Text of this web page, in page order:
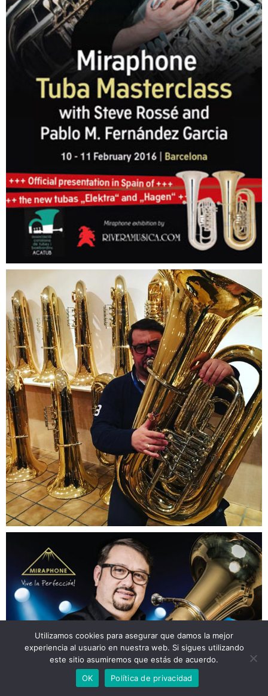
Utilizamos cookies para asegurar que damos la mejor
experiencia al usuario en nuestra web. Si sigues utilizando
este sitio asumiremos que estás de acuerdo.
OK
Política de privacidad